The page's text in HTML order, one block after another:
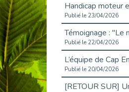
Publié le 23/04/2026
Publié le 22/04/2026
Publié le 20/04/2026